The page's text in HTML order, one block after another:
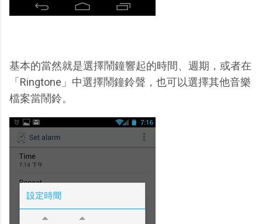
基本的當然就是選擇鬧鐘響起的時間、週期，或者在
「Ringtone」中選擇鬧鐘鈴聲，也可以選擇其他音樂
檔案當鬧鈴。